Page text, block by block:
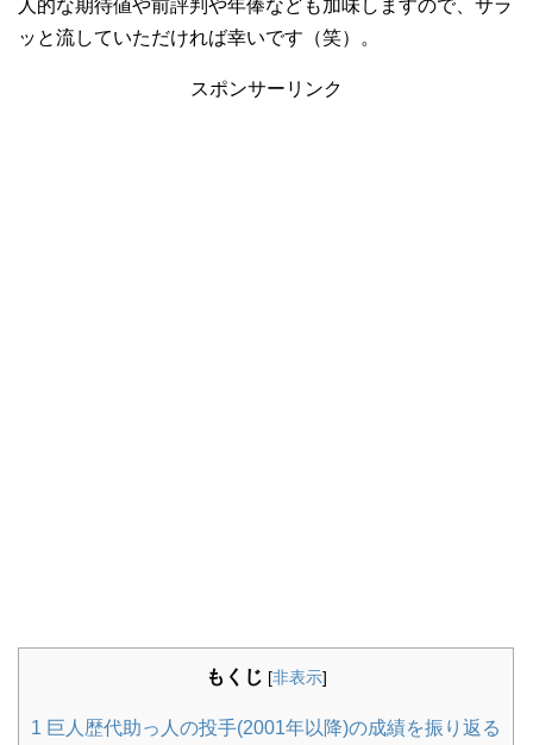
人的な期待値や前評判や年俸なども加味しますので、サラ
ッと流していただければ幸いです（笑）。
スポンサーリンク
もくじ [非表示]
1 巨人歴代助っ人の投手(2001年以降)の成績を振り返る